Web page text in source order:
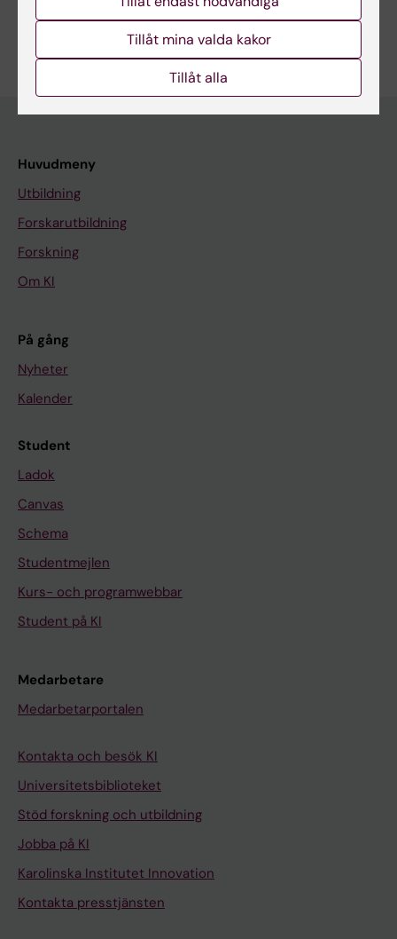
Huvudmeny
Utbildning
Forskarutbildning
Forskning
Om KI
På gång
Nyheter
Kalender
Student
Ladok
Canvas
Schema
Studentmejlen
Kurs- och programwebbar
Student på KI
Medarbetare
Medarbetarportalen
Kontakta och besök KI
Universitetsbiblioteket
Stöd forskning och utbildning
Jobba på KI
Karolinska Institutet Innovation
Kontakta presstjänsten
Tillåt mina valda kakor
Tillåt alla